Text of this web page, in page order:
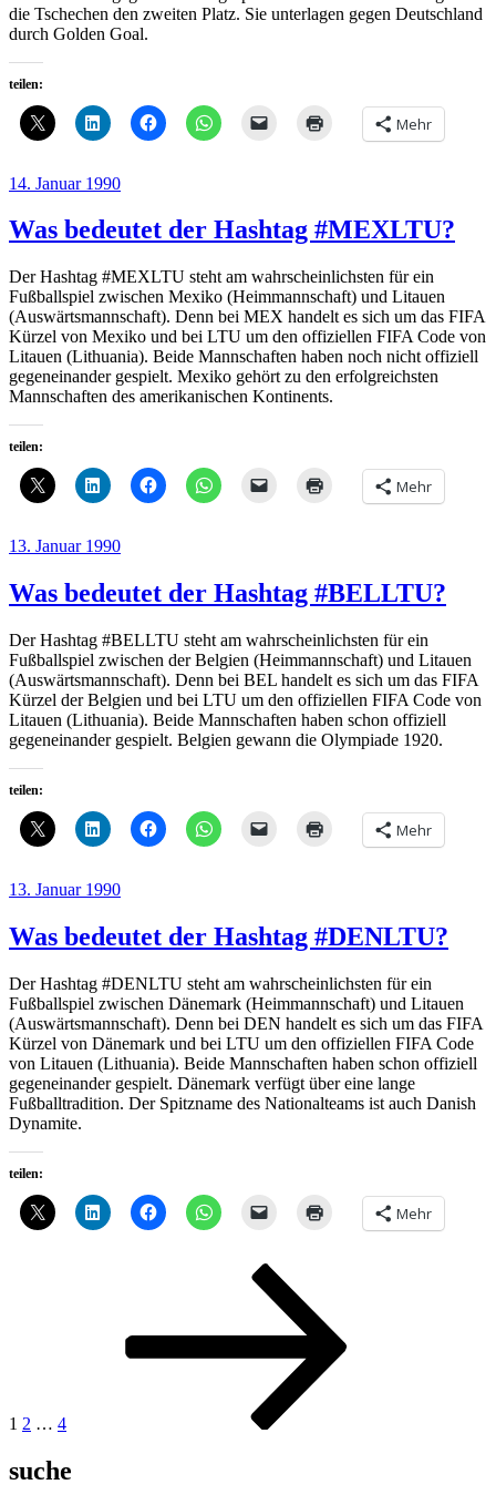
die Tschechen den zweiten Platz. Sie unterlagen gegen Deutschland
durch Golden Goal.
teilen:
Mehr
Veröffentlicht
14. Januar 1990
Was bedeutet der Hashtag #MEXLTU?
Der Hashtag #MEXLTU steht am wahrscheinlichsten für ein
Fußballspiel zwischen Mexiko (Heimmannschaft) und Litauen
(Auswärtsmannschaft). Denn bei MEX handelt es sich um das FIFA
Kürzel von Mexiko und bei LTU um den offiziellen FIFA Code von
Litauen (Lithuania). Beide Mannschaften haben noch nicht offiziell
gegeneinander gespielt. Mexiko gehört zu den erfolgreichsten
Mannschaften des amerikanischen Kontinents.
teilen:
Mehr
Veröffentlicht
13. Januar 1990
Was bedeutet der Hashtag #BELLTU?
Der Hashtag #BELLTU steht am wahrscheinlichsten für ein
Fußballspiel zwischen der Belgien (Heimmannschaft) und Litauen
(Auswärtsmannschaft). Denn bei BEL handelt es sich um das FIFA
Kürzel der Belgien und bei LTU um den offiziellen FIFA Code von
Litauen (Lithuania). Beide Mannschaften haben schon offiziell
gegeneinander gespielt. Belgien gewann die Olympiade 1920.
teilen:
Mehr
Veröffentlicht
13. Januar 1990
Was bedeutet der Hashtag #DENLTU?
Der Hashtag #DENLTU steht am wahrscheinlichsten für ein
Fußballspiel zwischen Dänemark (Heimmannschaft) und Litauen
(Auswärtsmannschaft). Denn bei DEN handelt es sich um das FIFA
Kürzel von Dänemark und bei LTU um den offiziellen FIFA Code
von Litauen (Lithuania). Beide Mannschaften haben schon offiziell
gegeneinander gespielt. Dänemark verfügt über eine lange
Fußballtradition. Der Spitzname des Nationalteams ist auch Danish
Dynamite.
teilen:
Mehr
1 2 … 4
suche